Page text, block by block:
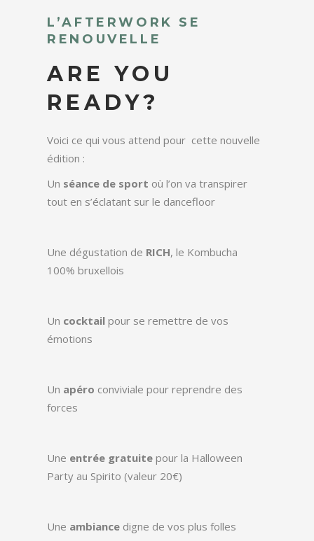
L’AFTERWORK SE
RENOUVELLE
ARE YOU
READY?
Voici ce qui vous attend pour cette nouvelle
édition :
Un séance de sport où l’on va transpirer
tout en s’éclatant sur le dancefloor
Une dégustation de RICH, le Kombucha
100% bruxellois
Un cocktail pour se remettre de vos
émotions
Un apéro conviviale pour reprendre des
forces
Une entrée gratuite pour la Halloween
Party au Spirito (valeur 20€)
Une ambiance digne de vos plus folles